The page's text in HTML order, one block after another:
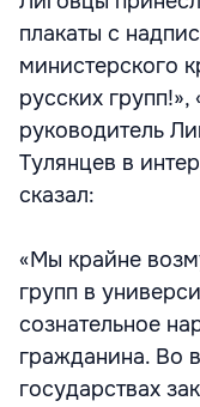
плакаты с
министерского
русских
руководитель
Тулянцев в
сказал:
«Мы крайне
групп в
сознательное
гражданина. Во
государствах